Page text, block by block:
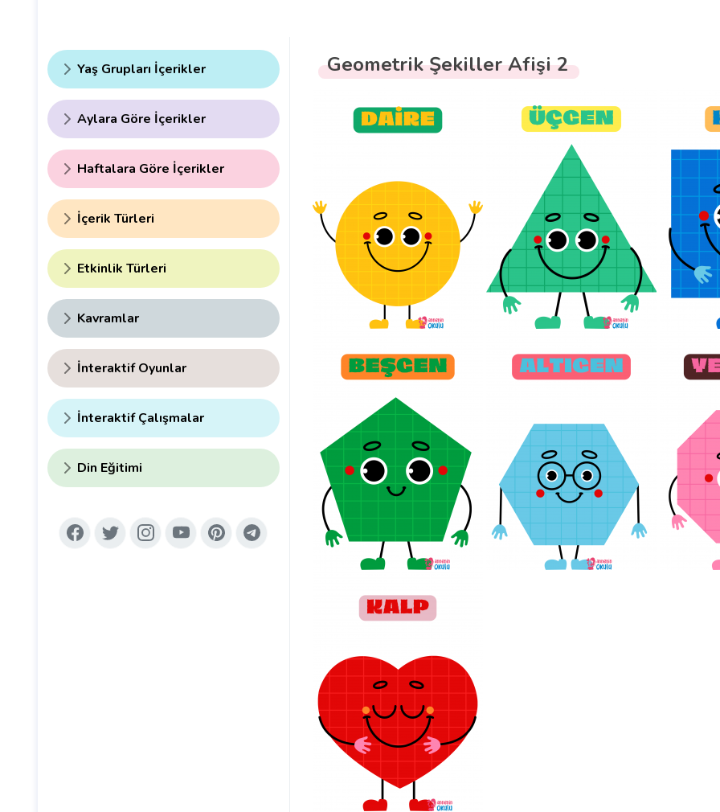
Yaş Grupları İçerikler
Aylara Göre İçerikler
Haftalara Göre İçerikler
İçerik Türleri
Etkinlik Türleri
Kavramlar
İnteraktif Oyunlar
İnteraktif Çalışmalar
Din Eğitimi
Geometrik Şekiller Afişi 2